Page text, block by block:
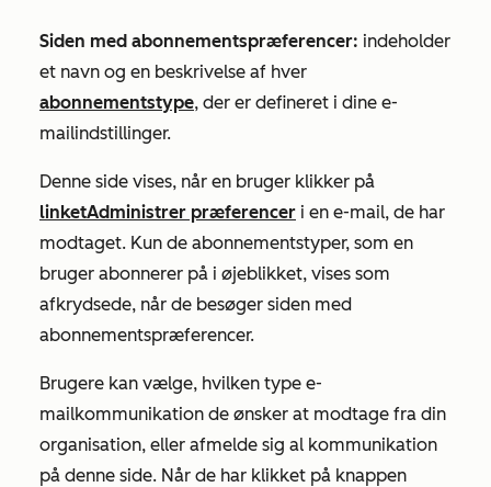
Siden med abonnementspræferencer: indeholder
et navn og en beskrivelse af hver
abonnementstype, der er defineret i dine e-
mailindstillinger.
Denne side vises, når en bruger klikker på
linketAdministrer præferencer i en e-mail, de har
modtaget. Kun de abonnementstyper, som en
bruger abonnerer på i øjeblikket, vises som
afkrydsede, når de besøger siden med
abonnementspræferencer.
Brugere kan vælge, hvilken type e-
mailkommunikation de ønsker at modtage fra din
organisation, eller afmelde sig al kommunikation
på denne side. Når de har klikket på knappen